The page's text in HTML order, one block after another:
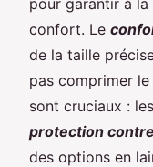
confort. Le
de la taille
pas comprimer
sont cruciaux : les
protection
des options en